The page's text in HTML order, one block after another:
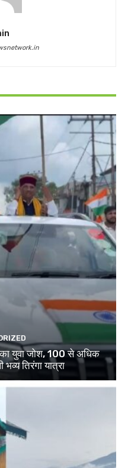
का युवा जोश, 100 से अधिक
तिरंगा यात्रा